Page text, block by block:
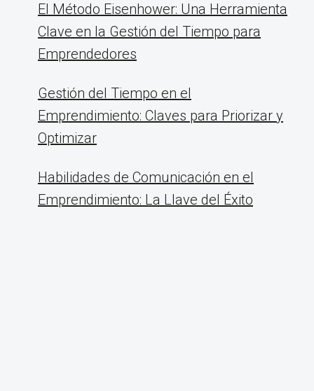
El Método Eisenhower: Una Herramienta
Clave en la Gestión del Tiempo para
Emprendedores
Gestión del Tiempo en el
Emprendimiento: Claves para Priorizar y
Optimizar
Habilidades de Comunicación en el
Emprendimiento: La Llave del Éxito